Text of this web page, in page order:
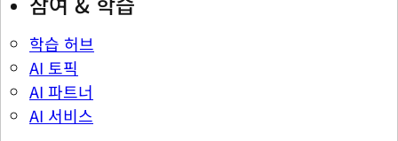
학습 허브
AI 토픽
AI 파트너
AI 서비스